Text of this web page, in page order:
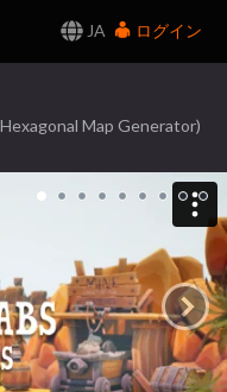
JA
ログイン
Map Generator)